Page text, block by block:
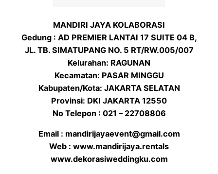
MANDIRI JAYA KOLABORASI
Gedung : AD PREMIER LANTAI 17 SUITE 04 B,
JL. TB. SIMATUPANG NO. 5 RT/RW.005/007
Kelurahan: RAGUNAN
Kecamatan: PASAR MINGGU
Kabupaten/Kota: JAKARTA SELATAN
Provinsi: DKI JAKARTA 12550
No Telepon : 021 – 22708806
Email : mandirijayaevent@gmail.com
Web : www.mandirijaya.rentals
www.dekorasiweddingku.com